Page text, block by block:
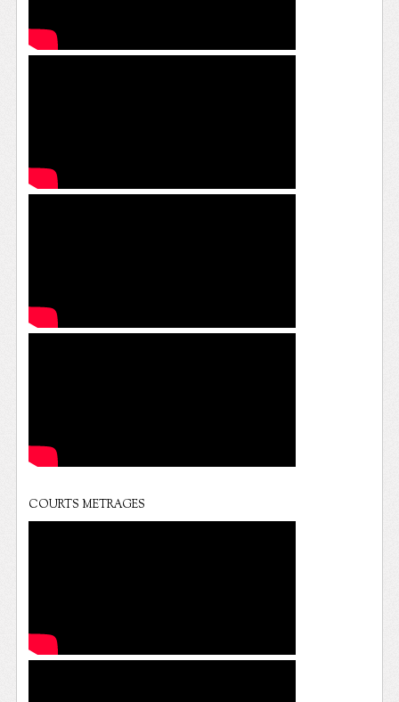
COURTS METRAGES